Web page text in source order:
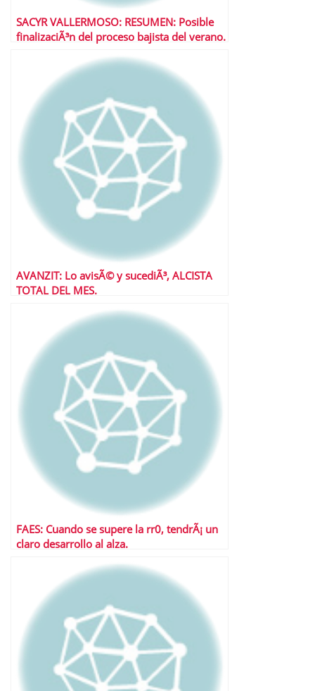
SACYR VALLERMOSO: RESUMEN: Posible
finalizaciÃ³n del proceso bajista del verano.
AVANZIT: Lo avisÃ© y sucediÃ³, ALCISTA
TOTAL DEL MES.
FAES: Cuando se supere la rr0, tendrÃ¡ un
claro desarrollo al alza.